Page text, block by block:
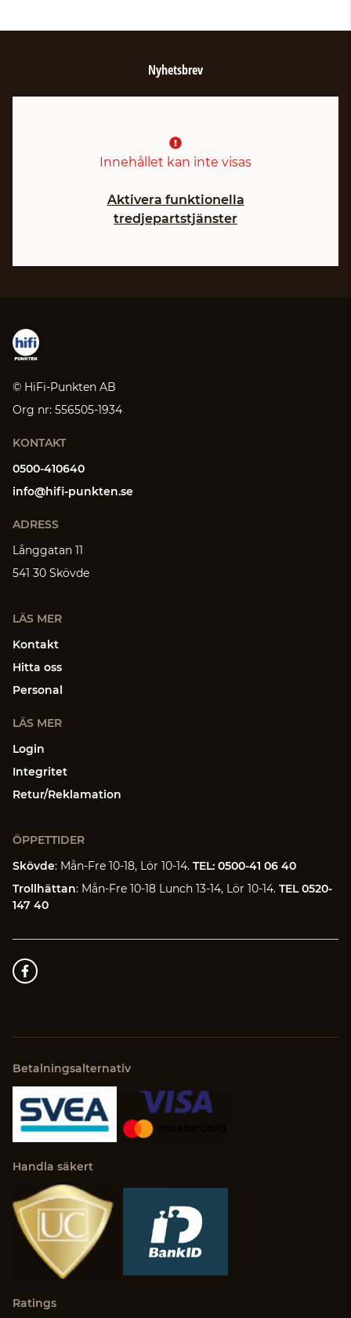
Nyhetsbrev
Innehållet kan inte visas
Aktivera funktionella
tredjepartstjänster
© HiFi-Punkten AB
Org nr: 556505-1934
KONTAKT
0500-410640
info@hifi-punkten.se
ADRESS
Långgatan 11
541 30 Skövde
LÄS MER
Kontakt
Hitta oss
Personal
LÄS MER
Login
Integritet
Retur/Reklamation
ÖPPETTIDER
Skövde: Mån-Fre 10-18, Lör 10-14. TEL: 0500-41 06 40
Trollhättan: Mån-Fre 10-18 Lunch 13-14, Lör 10-14. TEL 0520-
147 40
Betalningsalternativ
Handla säkert
Ratings